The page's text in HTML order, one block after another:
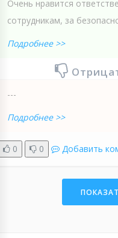
Очень нравится
сотрудникам, за
Подробнее >>
---
Подробнее >>
0 0 Добавить